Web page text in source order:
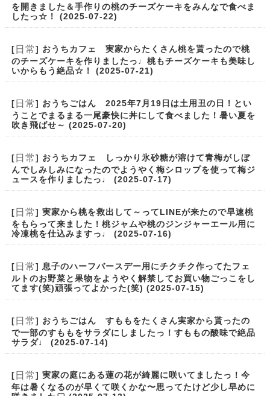
を開きました＆手作りの桃のチーズケーキをみんなで食べま
したっ☆！ (2025-07-22)
[ 日常] おうちカフェ 実家からたくさん桃を貰ったので桃
のチーズケーキを作りましたっ♩桃もチーズケーキも美味し
いからもう絶品☆！ (2025-07-21)
[ 日常] おうちごはん 2025年7月19日は土用丑の日！とい
うことでまるまる一尾豪快に丼にして食べました！暑い夏を
吹き飛ばせ～ (2025-07-20)
[ 日常] おうちカフェ しっかり氷砂糖が溶けて青梅がしぼ
んでしみしみになったのでようやく梅シロップを使って梅ジ
ュースを作りましたっ♩ (2025-07-17)
[ 日常] 実家から桃を救出して～ってLINEが来たので早速桃
をもらって来ました！桃ジャムや桃のジンジャーエール用に
冷凍桃を仕込みますっ♩ (2025-07-16)
[ 日常] 息子のハーフバースデー用にチクチク作ってたフェ
ルトのお野菜と果物をようやく解禁してお買い物ごっこをし
てます(笑)頑張ってよかった(笑) (2025-07-15)
[ 日常] おうちごはん すももをたくさん実家から貰ったの
で一部のすももをサラダにしましたっ！すももの酸味で絶品
サラダ♩ (2025-07-14)
[ 日常] 実家の庭にある蓮の花が綺麗に咲いてましたっ！今
年は暑くなるのが早くて咲くかな〜思ってたけど少し早めに